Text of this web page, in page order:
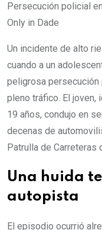
Persecución policial
Only in Dade
Un incidente de alto
cuando a un
peligrosa
pleno tráfico. El joven,
19 años, condujo en
decenas de
Patrulla de Carreteras
Una huida
autopista
El episodio ocurrió